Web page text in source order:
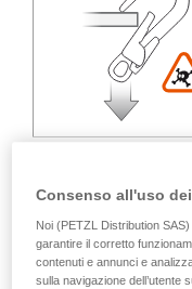
Carico
Consenso all'uso
Noi (PETZL Distribution
garantire il corretto
contenuti e annunci e
sulla navigazione dell’utente